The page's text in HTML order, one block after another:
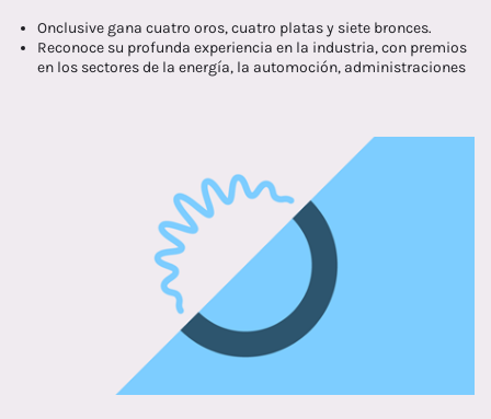
de medición AMEC
Onclusive gana cuatro oros, cuatro platas y siete bronces.
Reconoce su profunda experiencia en la industria, con premios
en los sectores de la energía, la automoción, administraciones